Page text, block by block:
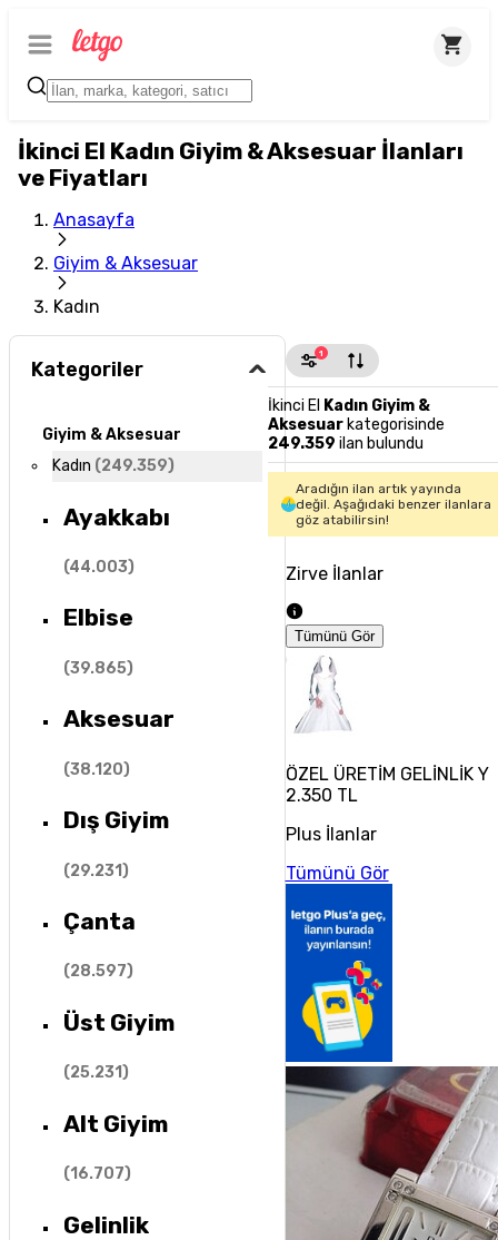
İkinci El Kadın Giyim & Aksesuar İlanları
ve Fiyatları
Anasayfa
Giyim & Aksesuar
Kadın
Kategoriler
Giyim & Aksesuar
Kadın (249.359)
Ayakkabı
(44.003)
Elbise
(39.865)
Aksesuar
(38.120)
Dış Giyim
(29.231)
Çanta
(28.597)
Üst Giyim
(25.231)
Alt Giyim
(16.707)
Gelinlik
1
İkinci El Kadın Giyim &
Aksesuarkategorisinde
249.359 ilan bulundu
Aradığın ilan artık yayında
değil. Aşağıdaki benzer ilanlara
göz atabilirsin!
Zirve İlanlar
Tümünü Gör
ÖZEL ÜRETİM GELİNLİK
2.350 TL
Plus İlanlar
Tümünü Gör